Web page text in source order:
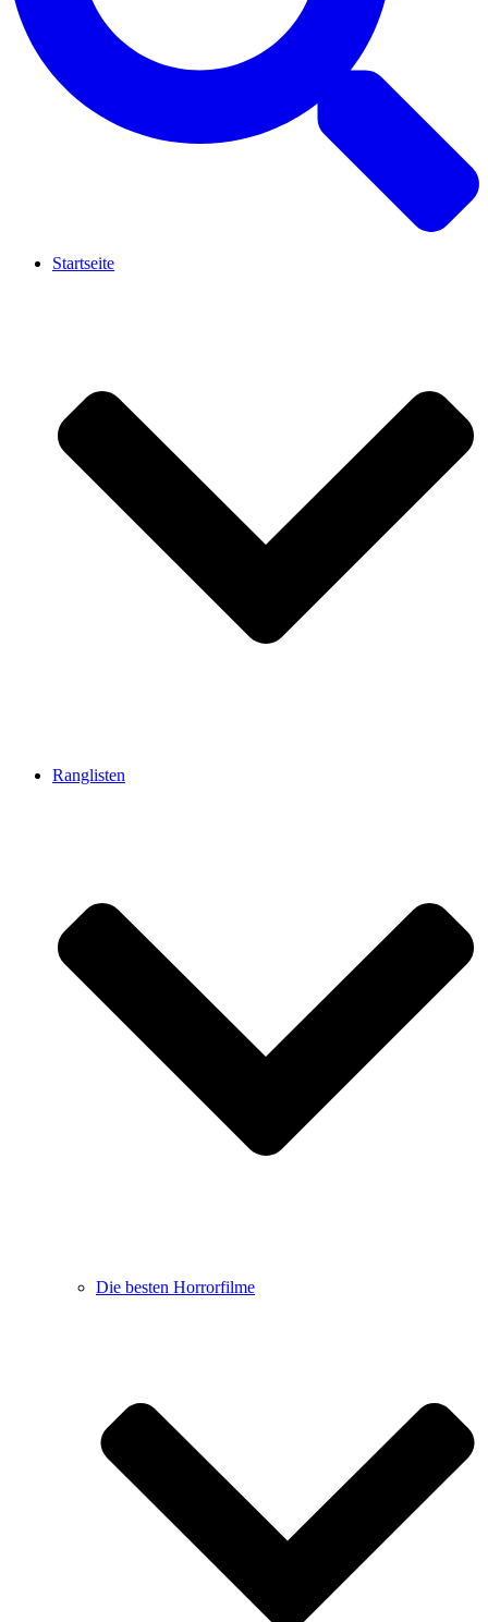
Startseite
Ranglisten
Die besten Horrorfilme